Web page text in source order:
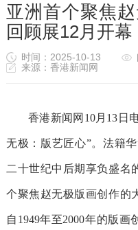
亚洲首个聚焦
回顾展12月开幕
时间：2025-10-13
来源：香港新闻网
香港新闻网 10月13日
无极：版艺匠心”。法籍
二十世纪中后期享负盛名
个聚焦赵无极版画创作的
自1949年至2000年的版